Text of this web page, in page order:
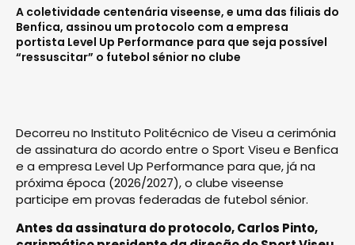
A coletividade centenária viseense, e uma das filiais do
Benfica, assinou um protocolo com a empresa
portista Level Up Performance para que seja possível
“ressuscitar” o futebol sénior no clube
Decorreu no Instituto Politécnico de Viseu a cerimónia
de assinatura do acordo entre o Sport Viseu e Benfica
e a empresa Level Up Performance para que, já na
próxima época (2026/2027), o clube viseense
participe em provas federadas de futebol sénior.
Antes da assinatura do protocolo, Carlos Pinto,